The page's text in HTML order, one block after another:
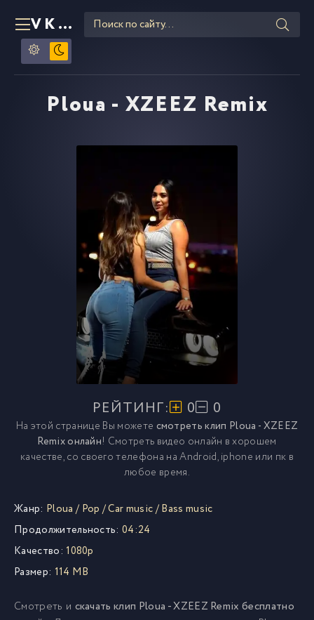
VKLIPE RU
Ploua - XZEEZ Remix
РЕЙТИНГ: 0 0
На этой странице Вы можете смотреть клип Ploua - XZEEZ
Remix онлайн! Смотреть видео онлайн в хорошем
качестве, со своего телефона на Android, iphone или пк в
любое время.
Жанр: Ploua / Pop /Car music/Bass music
Продолжительность: 04:24
Качество: 1080p
Размер: 114 MB
Смотреть и скачать клип Ploua - XZEEZ Remix бесплатно